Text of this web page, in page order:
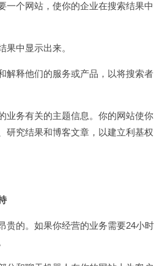
一个网站，使你的企业在搜索结果中
果中显示出来。
解释他们的服务或产品，以将搜索者
业务有关的主题信息。你的网站使你
研究结果和博客文章，以建立利基权
贵的。如果你经营的业务需要24小时